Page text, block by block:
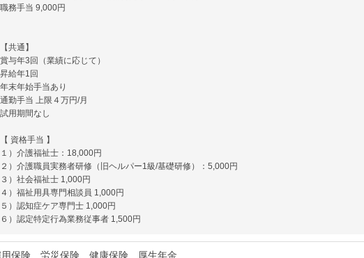
職務手当 9,000円
【共通】
賞与年3回（業績に応じて）
昇給年1回
年末年始手当あり
通勤手当 上限４万円/月
試用期間なし
【 資格手当 】
１）介護福祉士：18,000円
２）介護職員実務者研修（旧ヘルパー1級/基礎研修）：5,000円
３）社会福祉士 1,000円
４）福祉用具専門相談員 1,000円
５）認知症ケア専門士 1,000円
６）認定特定行為業務従事者 1,500円
用保険、労災保険、健康保険、厚生年金